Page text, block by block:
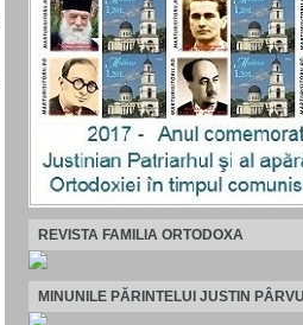
REVISTA FAMILIA ORTODOXA
MINUNILE PĂRINTELUI JUSTIN PÂRVU